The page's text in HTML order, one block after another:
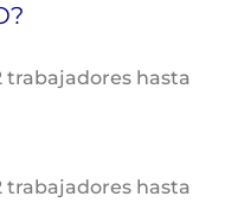
trabajadores hasta
trabajadores hasta